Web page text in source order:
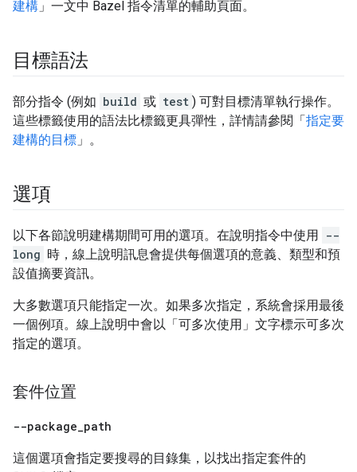
建構 」一文中 Bazel 指令清單的輔助頁面。
目標語法
部分指令 (例如 build 或 test ) 可對目標清單執行操作。
這些標籤使用的語法比標籤更具彈性，詳情請參閱「指定要
建構的目標 」。
選項
以下各節說明建構期間可用的選項。在說明指令中使用 --
long 時，線上說明訊息會提供每個選項的意義、類型和預
設值摘要資訊。
大多數選項只能指定一次。如果多次指定，系統會採用最後
一個例項。線上說明中會以「可多次使用」文字標示可多次
指定的選項。
套件位置
--package_path
這個選項會指定要搜尋的目錄集，以找出指定套件的